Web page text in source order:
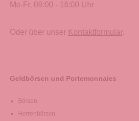
Mo-Fr, 09:00 - 16:00 Uhr
Oder über unser Kontaktformular.
Geldbörsen und Portemonnaies
Börsen
Herrenbörsen